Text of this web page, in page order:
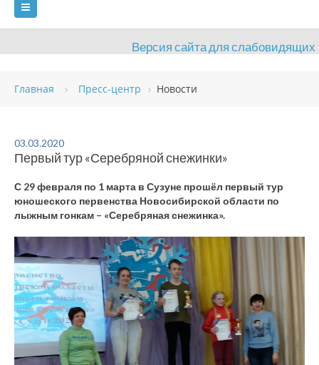
Версия сайта для слабовидящих
ГЛАВНАЯ
ВИДЫ СПОРТА
ОЦЕНКА КАЧЕСТВА ОБРАЗОВАНИЯ ВАКАНСИИ
Главная Пресс-центр Новости
03.03.2020
Первый тур «Серебряной снежинки»
С 29 февраля по 1 марта в Сузуне прошёл первый тур
юношеского первенства Новосибирской области по
лыжным гонкам – «Серебряная снежинка».